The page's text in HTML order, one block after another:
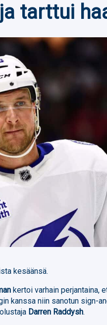
tarttui
kesäänsä.
kertoi varhain perjantaina,
kanssa niin sanotun sign-
Darren Raddysh.